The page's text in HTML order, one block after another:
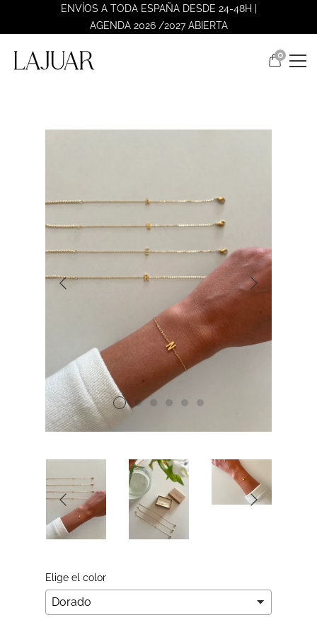
ENVÍOS A TODA ESPAÑA DESDE 24-48H |
AGENDA 2026 /2027 ABIERTA
0
Elige el color